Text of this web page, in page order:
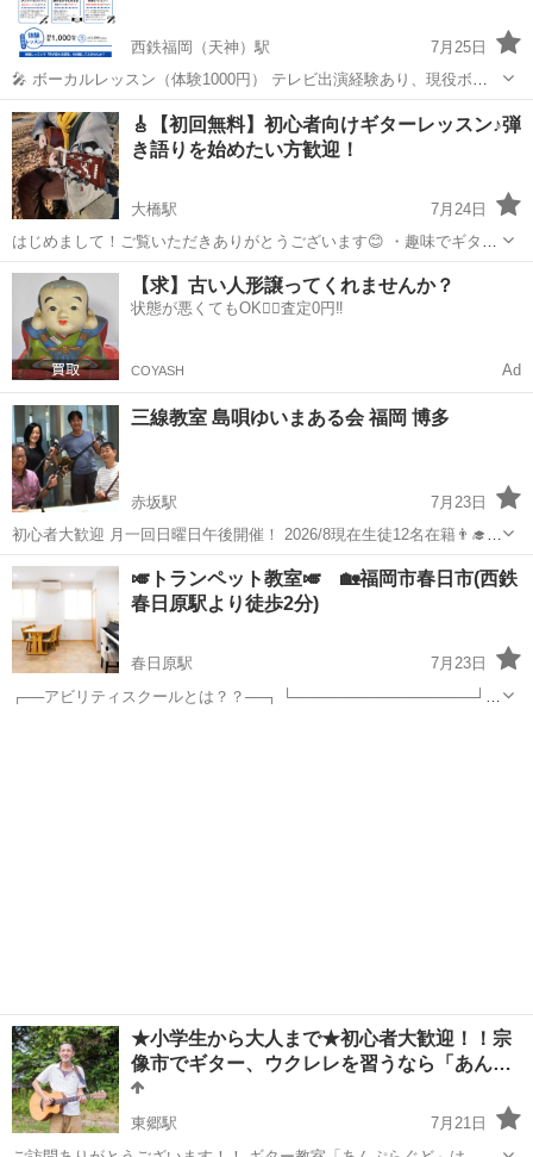
西鉄福岡（天神）駅
7月25日
🎤 ボーカルレッスン（体験1000円） テレビ出演経験あり、現役ボイ
ストレーナーが指導するカラオケコースです。 生徒さんの中にはカラ
オケで100点を獲得した方も！ 趣味で歌いたい初心者～楽しみながら
上達したい方まで...
福岡 福岡市 西鉄福岡（天神）駅 ボーカル
🎸【初回無料】初心者向けギターレッスン♪弾
き語りを始めたい方歓迎！
大橋駅
7月24日
はじめまして！ご覧いただきありがとうございます😊 ・趣味でギター
を始めたいけれど、何から始めていいか分からない ・家にギターはあ
るけど、なかなか続かない ・歌は好きだけど、ギターにはまだ手が出
せていない ・Fコードで挫折し...
福岡 福岡市 大橋駅 ギター 弾き語り
【求】古い人形譲ってくれませんか？
状態が悪くてもOK🙆‍♀️査定0円‼️
COYASH Ad
三線教室 島唄ゆいまある会 福岡 博多
赤坂駅
7月23日
初心者大歓迎 月一回日曜日午後開催！ 2026/8現在生徒12名在籍👨‍🎓
会費 入会3000円、ｸﾞﾙｰﾌﾟﾚｯｽﾝ1時間1000円（月一回） 無料体験レッ
スンあります 次回 日程はH...
福岡 福岡市 赤坂駅 音楽 三線
🎺トランペット教室🎺 🏡福岡市春日市(西鉄
春日原駅より徒歩2分)
春日原駅
7月23日
┌──アビリティスクールとは？？──┐ └─────────────────┘
★小学生から大人まで★初心者大歓迎！！宗
像市でギター、ウクレレを習うなら「あん…
東郷駅
7月21日